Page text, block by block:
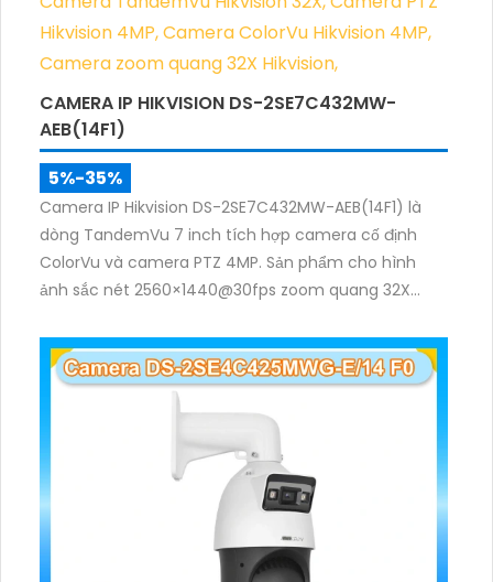
CAMERA IP HIKVISION DS-2SE7C432MW-
AEB(14F1)
5%-35%
Camera IP Hikvision DS-2SE7C432MW-AEB(14F1) là
dòng TandemVu 7 inch tích hợp camera cố định
ColorVu và camera PTZ 4MP. Sản phẩm cho hình
ảnh sắc nét 2560×1440@30fps zoom quang 32X
giám sát khu vực rộng cả ngày lẫn đêm.